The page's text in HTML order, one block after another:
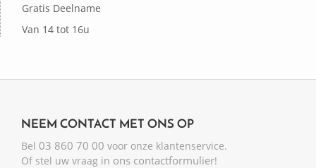
Gratis Deelname
Van 14 tot 16u
NEEM CONTACT MET ONS OP
Bel 03 860 70 00 voor onze klantenservice.
Of stel uw vraag in ons contactformulier!